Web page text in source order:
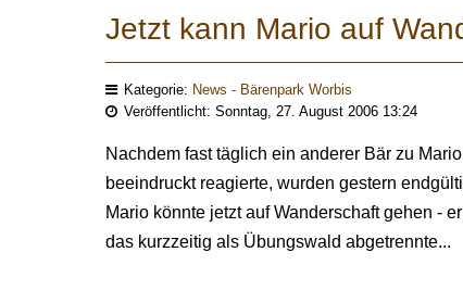
Jetzt kann Mario auf
Kategorie: News - Bärenpark Worbis
Veröffentlicht: Sonntag, 27. August 2006 13:24
Nachdem fast täglich ein anderer Bär zu
beeindruckt reagierte, wurden gestern
Mario könnte jetzt auf Wanderschaft gehen -
das kurzzeitig als Übungswald abgetrennte...